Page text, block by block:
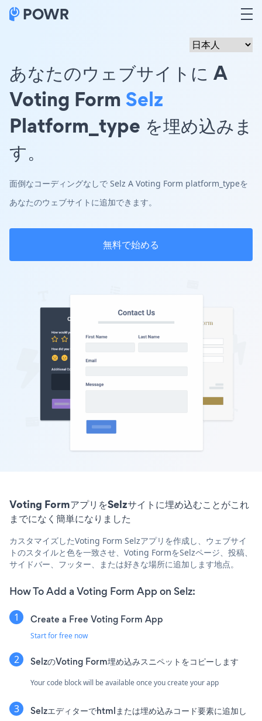
あなたのウェブサイトに A
Voting Form Selz
Platform_type を埋め込みま
す。
面倒なコーディングなしで Selz A Voting Form platform_typeを
あなたのウェブサイトに追加できます。
無料で始める
Voting FormアプリをSelzサイトに埋め込むことがこれ
までになく簡単になりました
カスタマイズしたVoting Form Selzアプリを作成し、ウェブサイ
トのスタイルと色を一致させ、Voting FormをSelzページ、投稿、
サイドバー、フッター、または好きな場所に追加します地点。
How To Add a Voting Form App on Selz:
Create a Free Voting Form App
Start for free now
SelzのVoting Form埋め込みスニペットをコピーします
Your code block will be available once you create your app
Selzエディターでhtmlまたは埋め込みコード要素に追加し